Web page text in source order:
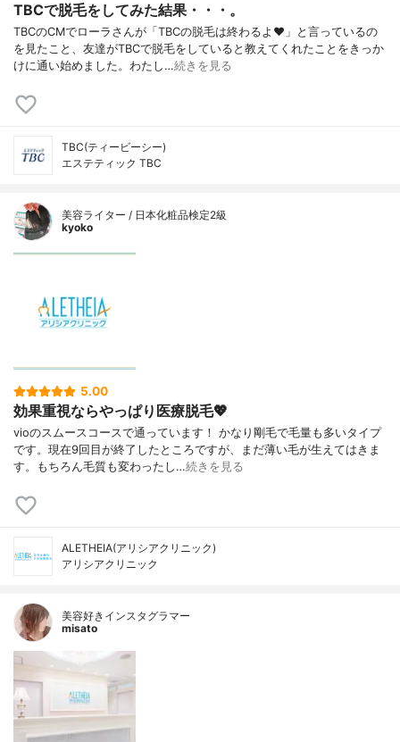
TBCで脱毛をしてみた結果・・・。
TBCのCMでローラさんが「TBCの脱毛は終わるよ♥」と言っているの
を見たこと、友達がTBCで脱毛をしていると教えてくれたことをきっか
けに通い始めました。わたし…続きを見る
TBC(ティービーシー)
エステティック TBC
美容ライター / 日本化粧品検定2級
kyoko
5.00
効果重視ならやっぱり医療脱毛💖
vioのスムースコースで通っています！ かなり剛毛で毛量も多いタイプ
です。現在9回目が終了したところですが、まだ薄い毛が生えてはきま
す。もちろん毛質も変わったし…続きを見る
ALETHEIA(アリシアクリニック)
アリシアクリニック
美容好きインスタグラマー
misato